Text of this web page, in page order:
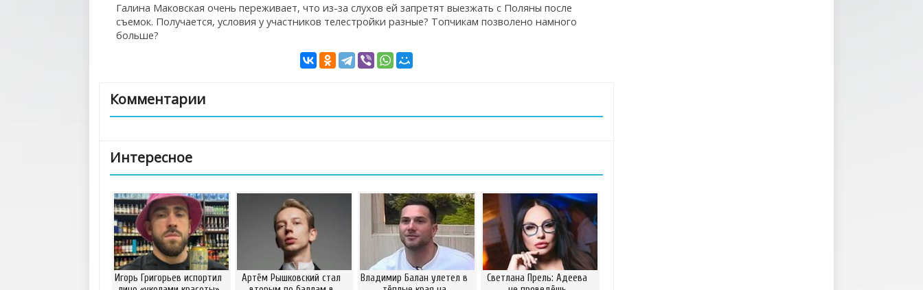
Галина Маковская очень переживает, что из-за слухов ей запретят выезжать с Поляны после
съемок. Получается, условия у участников телестройки разные? Топчикам позволено намного
больше?
Комментарии
Интересное
Игорь Григорьев испортил
Артём Рышковский стал
Владимир Балан улетел в
Светлана Прель: Адеева